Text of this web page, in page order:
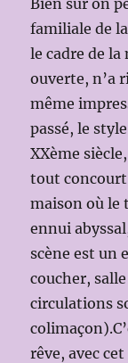
familiale de
le cadre de
ouverte, n’a
même
passé, le
XXème
tout concourt
maison où le
ennui
scène est un
coucher,
circulations
rêve, avec